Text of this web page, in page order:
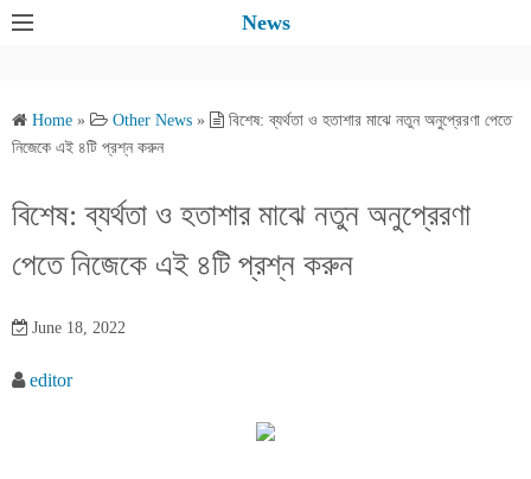
News
Home » Other News »
বিশেষ: ব্যর্থতা ও হতাশার মাঝে নতুন অনুপ্রেরণা পেতে
নিজেকে এই ৪টি প্রশ্ন করুন
বিশেষ: ব্যর্থতা ও হতাশার মাঝে নতুন অনুপ্রেরণা
পেতে নিজেকে এই ৪টি প্রশ্ন করুন
June 18, 2022
editor